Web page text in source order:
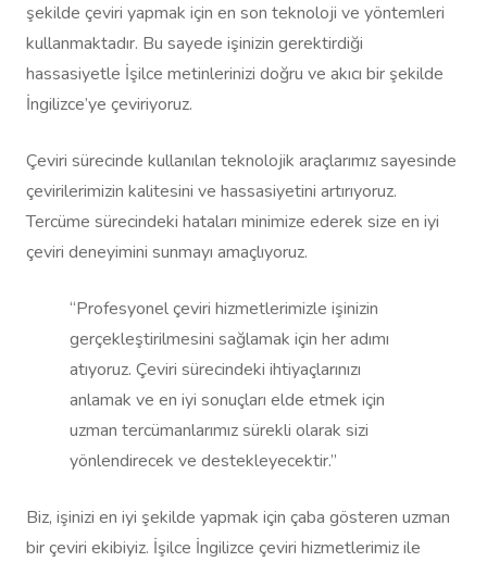
şekilde çeviri yapmak için en son teknoloji ve yöntemleri
kullanmaktadır. Bu sayede işinizin gerektirdiği
hassasiyetle İşilce metinlerinizi doğru ve akıcı bir şekilde
İngilizce’ye çeviriyoruz.
Çeviri sürecinde kullanılan teknolojik araçlarımız sayesinde
çevirilerimizin kalitesini ve hassasiyetini artırıyoruz.
Tercüme sürecindeki hataları minimize ederek size en iyi
çeviri deneyimini sunmayı amaçlıyoruz.
“Profesyonel çeviri hizmetlerimizle işinizin
gerçekleştirilmesini sağlamak için her adımı
atıyoruz. Çeviri sürecindeki ihtiyaçlarınızı
anlamak ve en iyi sonuçları elde etmek için
uzman tercümanlarımız sürekli olarak sizi
yönlendirecek ve destekleyecektir.”
Biz, işinizi en iyi şekilde yapmak için çaba gösteren uzman
bir çeviri ekibiyiz. İşilce İngilizce çeviri hizmetlerimiz ile